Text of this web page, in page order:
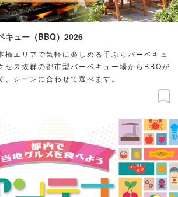
キュー（BBQ）2026
橋エリアで気軽に楽しめる手ぶらバーベキュ
セス抜群の都市型バーベキュー場からBBQが
シーンに合わせて選べます。